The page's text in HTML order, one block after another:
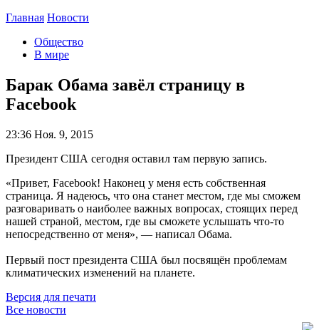
Главная Новости
Общество
В мире
Барак Обама завёл страницу в
Facebook
23:36 Ноя. 9, 2015
Президент США сегодня оставил там первую запись.
«Привет, Facebook! Наконец у меня есть собственная
страница. Я надеюсь, что она станет местом, где мы сможем
разговаривать о наиболее важных вопросах, стоящих перед
нашей страной, местом, где вы сможете услышать что-то
непосредственно от меня», — написал Обама.
Первый пост президента США был посвящён проблемам
климатических изменений на планете.
Версия для печати
Все новости